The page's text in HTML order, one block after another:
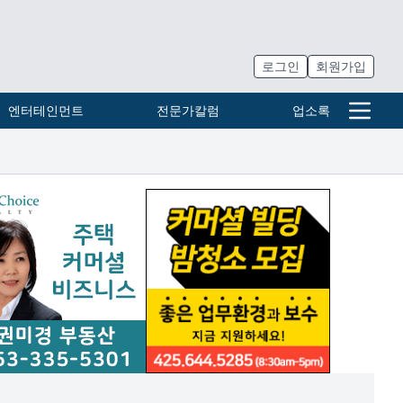
로그인 회원가입
엔터테인먼트 전문가칼럼 업소록